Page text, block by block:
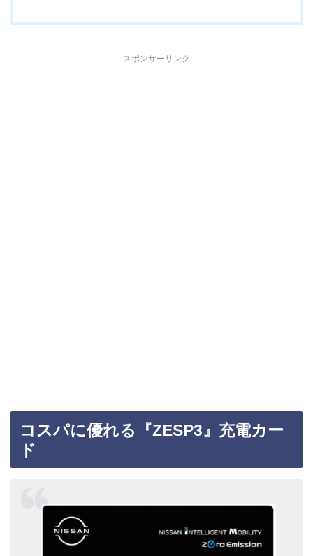
スポンサーリンク
コスパに優れる『ZESP3』充電カー
ド